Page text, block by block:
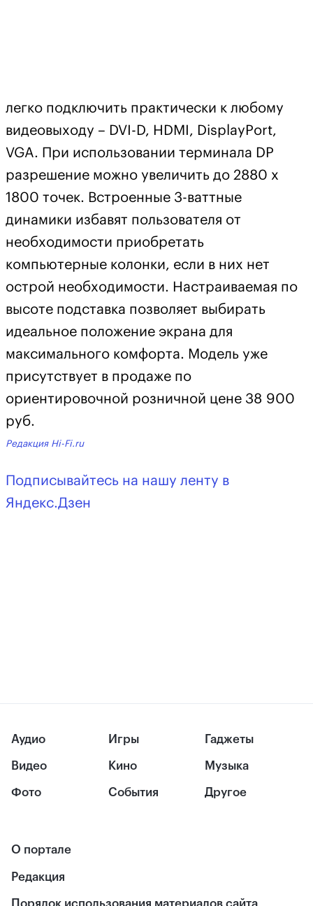
легко подключить практически к любому
видеовыходу – DVI-D, HDMI, DisplayPort,
VGA. При использовании терминала DP
разрешение можно увеличить до 2880 х
1800 точек. Встроенные 3-ваттные
динамики избавят пользователя от
необходимости приобретать
компьютерные колонки, если в них нет
острой необходимости. Настраиваемая по
высоте подставка позволяет выбирать
идеальное положение экрана для
максимального комфорта. Модель уже
присутствует в продаже по
ориентировочной розничной цене 38 900
руб.
Редакция Hi-Fi.ru
Подписывайтесь на нашу ленту в
Яндекс.Дзен
Аудио
Видео
Фото
Игры
Кино
События
Гаджеты
Музыка
Другое
О портале
Редакция
Порядок использования материалов сайта